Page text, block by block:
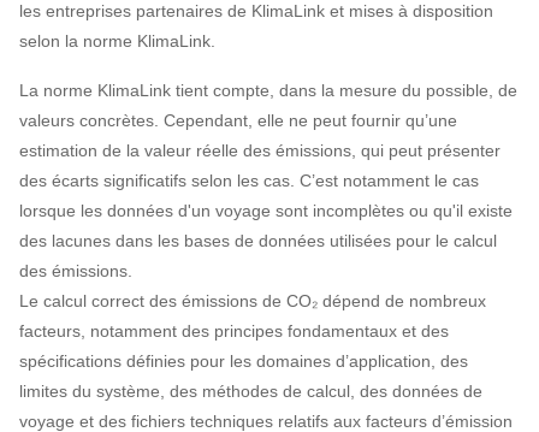
les entreprises partenaires de KlimaLink et mises à disposition
selon la norme KlimaLink.
La norme KlimaLink tient compte, dans la mesure du possible, de
valeurs concrètes. Cependant, elle ne peut fournir qu’une
estimation de la valeur réelle des émissions, qui peut présenter
des écarts significatifs selon les cas. C’est notamment le cas
lorsque les données d'un voyage sont incomplètes ou qu'il existe
des lacunes dans les bases de données utilisées pour le calcul
des émissions.
Le calcul correct des émissions de CO₂ dépend de nombreux
facteurs, notamment des principes fondamentaux et des
spécifications définies pour les domaines d’application, des
limites du système, des méthodes de calcul, des données de
voyage et des fichiers techniques relatifs aux facteurs d’émission